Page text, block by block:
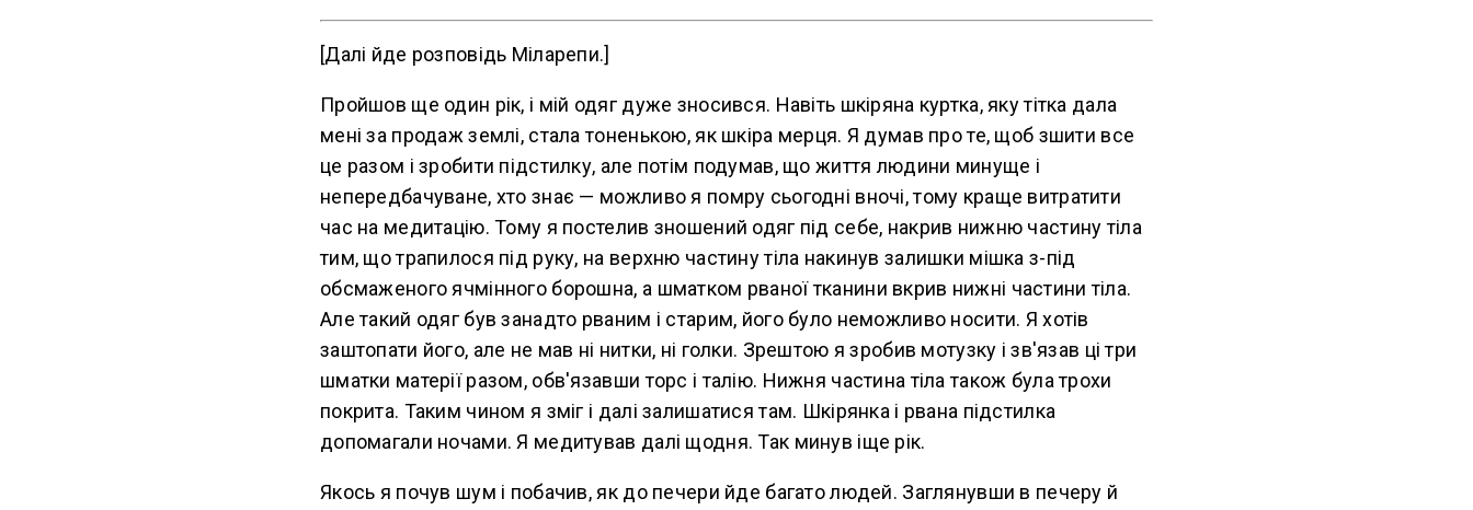
[Далі йде розповідь Міларепи.]
Пройшов ще один рік, і мій одяг дуже зносився. Навіть шкіряна куртка, яку тітка дала
мені за продаж землі, стала тоненькою, як шкіра мерця. Я думав про те, щоб зшити все
це разом і зробити підстилку, але потім подумав, що життя людини минуще і
непередбачуване, хто знає — можливо я помру сьогодні вночі, тому краще витратити
час на медитацію. Тому я постелив зношений одяг під себе, накрив нижню частину тіла
тим, що трапилося під руку, на верхню частину тіла накинув залишки мішка з-під
обсмаженого ячмінного борошна, а шматком рваної тканини вкрив нижні частини тіла.
Але такий одяг був занадто рваним і старим, його було неможливо носити. Я хотів
заштопати його, але не мав ні нитки, ні голки. Зрештою я зробив мотузку і зв'язав ці три
шматки матерії разом, обв'язавши торс і талію. Нижня частина тіла також була трохи
покрита. Таким чином я зміг і далі залишатися там. Шкірянка і рвана підстилка
допомагали ночами. Я медитував далі щодня. Так минув іще рік.
Якось я почув шум і побачив, як до печери йде багато людей. Заглянувши в печеру й